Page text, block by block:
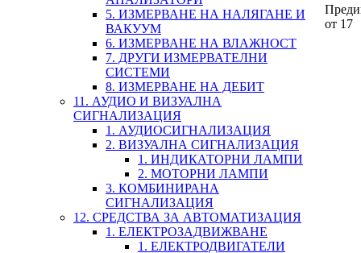
5. ИЗМЕРВАНЕ НА НАЛЯГАНЕ И
ВАКУУМ
6. ИЗМЕРВАНЕ НА ВЛАЖНОСТ
7. ДРУГИ ИЗМЕРВАТЕЛНИ
СИСТЕМИ
8. ИЗМЕРВАНЕ НА ДЕБИТ
11. АУДИО И ВИЗУАЛНА
СИГНАЛИЗАЦИЯ
1. АУДИОСИГНАЛИЗАЦИЯ
2. ВИЗУАЛНА СИГНАЛИЗАЦИЯ
1. ИНДИКАТОРНИ ЛАМПИ
2. МОТОРНИ ЛАМПИ
3. КОМБИНИРАНА
СИГНАЛИЗАЦИЯ
12. СРЕДСТВА ЗА АВТОМАТИЗАЦИЯ
1. ЕЛЕКТРОЗАДВИЖВАНЕ
1. ЕЛЕКТРОДВИГАТЕЛИ
от 17